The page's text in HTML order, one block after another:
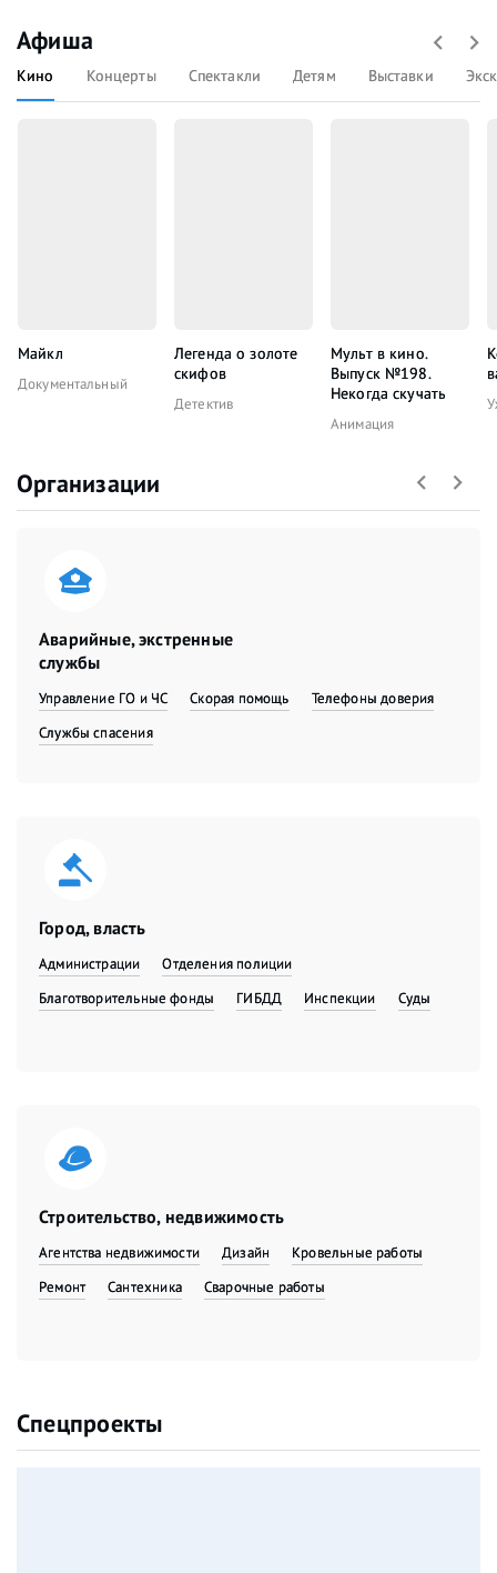
Афиша
Кино Концерты Спектакли Детям Выставки
Майкл
Документальный
Легенда о золоте
скифов
Детектив
Мульт в кино.
Выпуск №198.
Некогда скучать
Анимация
Организации
Аварийные, экстренные
службы
Управление ГО и ЧС Скорая помощь
Телефоны доверия
Службы спасения
Город, власть
Администрации
Отделения полиции
Благотворительные фонды
ГИБДД Инспекции Суды
Строительство, недвижимость
Агентства недвижимости Дизайн
Кровельные работы
Ремонт
Сантехника Сварочные работы
Спецпроекты